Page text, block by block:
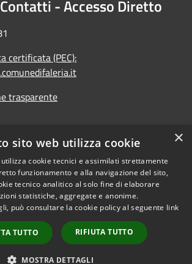
- Accesso Diretto
certificata (PEC):
trasparente
accessibilità
Copyright © 2026 • Comune di
Faleria • Powered by
Municipium•
Accesso
redazione
×
sito web utilizza cookie
cookie tecnici e assimilati strettamente
funzionamento e alla navigazione del sito,
tecnico analitico al solo fine di elaborare
statistiche, aggregate e anonime.
può consultare la cookie policy al seguente link
TUTTO RIFIUTA TUTTO
MOSTRA DETTAGLI